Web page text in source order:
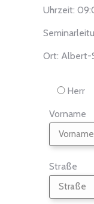
Uhrzeit:
Ort: Albert-
Herr
Vorname
Straße